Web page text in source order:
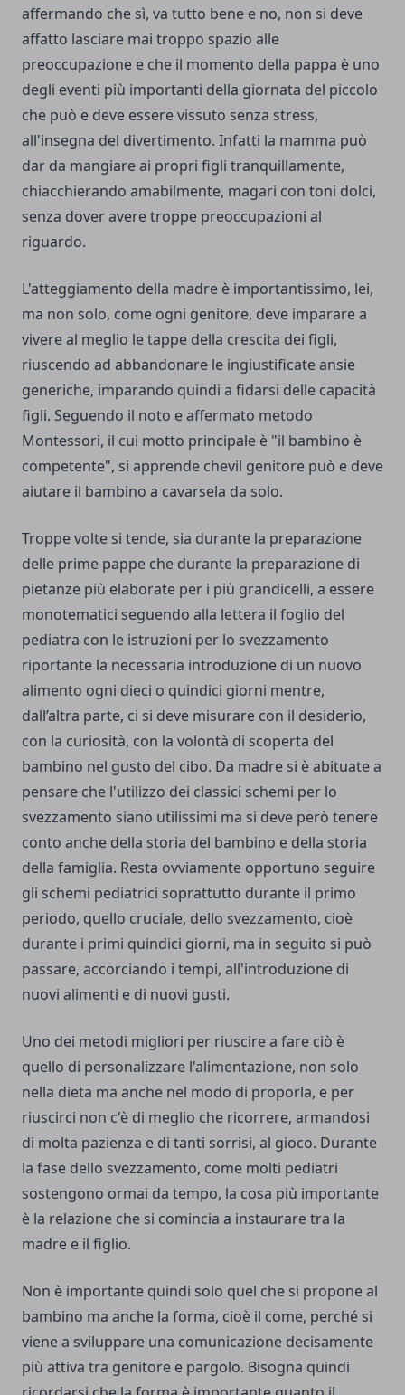
affermando che sì, va tutto bene e no, non si deve
affatto lasciare mai troppo spazio alle
preoccupazione e che il momento della pappa è uno
degli eventi più importanti della giornata del piccolo
che può e deve essere vissuto senza stress,
all'insegna del divertimento. Infatti la mamma può
dar da mangiare ai propri figli tranquillamente,
chiacchierando amabilmente, magari con toni dolci,
senza dover avere troppe preoccupazioni al
riguardo.
L'atteggiamento della madre è importantissimo, lei,
ma non solo, come ogni genitore, deve imparare a
vivere al meglio le tappe della crescita dei figli,
riuscendo ad abbandonare le ingiustificate ansie
generiche, imparando quindi a fidarsi delle capacità
figli. Seguendo il noto e affermato metodo
Montessori, il cui motto principale è "il bambino è
competente", si apprende chevil genitore può e deve
aiutare il bambino a cavarsela da solo.
Troppe volte si tende, sia durante la preparazione
delle prime pappe che durante la preparazione di
pietanze più elaborate per i più grandicelli, a essere
monotematici seguendo alla lettera il foglio del
pediatra con le istruzioni per lo svezzamento
riportante la necessaria introduzione di un nuovo
alimento ogni dieci o quindici giorni mentre,
dall’altra parte, ci si deve misurare con il desiderio,
con la curiosità, con la volontà di scoperta del
bambino nel gusto del cibo. Da madre si è abituate a
pensare che l'utilizzo dei classici schemi per lo
svezzamento siano utilissimi ma si deve però tenere
conto anche della storia del bambino e della storia
della famiglia. Resta ovviamente opportuno seguire
gli schemi pediatrici soprattutto durante il primo
periodo, quello cruciale, dello svezzamento, cioè
durante i primi quindici giorni, ma in seguito si può
passare, accorciando i tempi, all'introduzione di
nuovi alimenti e di nuovi gusti.
Uno dei metodi migliori per riuscire a fare ciò è
quello di personalizzare l'alimentazione, non solo
nella dieta ma anche nel modo di proporla, e per
riuscirci non c'è di meglio che ricorrere, armandosi
di molta pazienza e di tanti sorrisi, al gioco. Durante
la fase dello svezzamento, come molti pediatri
sostengono ormai da tempo, la cosa più importante
è la relazione che si comincia a instaurare tra la
madre e il figlio.
Non è importante quindi solo quel che si propone al
bambino ma anche la forma, cioè il come, perché si
viene a sviluppare una comunicazione decisamente
più attiva tra genitore e pargolo. Bisogna quindi